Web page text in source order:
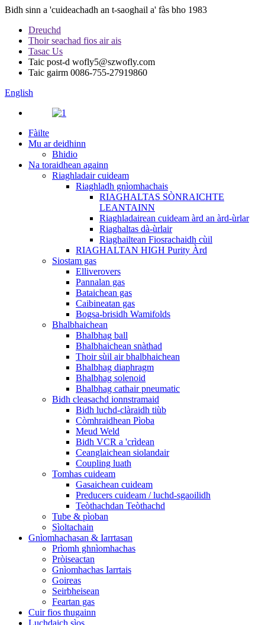
Bidh sinn a 'cuideachadh an t-saoghail a' fàs bho 1983
Dreuchd
Thoir seachad fios air ais
Tasac Us
Taic post-d wofly5@szwofly.com
Taic gairm 0086-755-27919860
English
Fàilte
Mu ar deidhinn
Bhidio
Na toraidhean againn
Riaghladair cuideam
Riaghladh gnìomhachais
RIAGHALTAS SÒNRAICHTE
LEANTAINN
Riaghladairean cuideam àrd an àrd-ùrlar
Riaghaltas dà-ùrlair
Riaghailtean Fiosrachaidh cùil
RIAGHALTAN HIGH Purity Àrd
Siostam gas
Elliverovers
Pannalan gas
Bataichean gas
Caibineatan gas
Bogsa-brisidh Wamifolds
Bhalbhaichean
Bhalbhag ball
Bhalbhaichean snàthad
Thoir sùil air bhalbhaichean
Bhalbhag diaphragm
Bhalbhag solenoid
Bhalbhag cathair pneumatic
Bidh cleasachd ionnstramaid
Bidh luchd-clàraidh tiùb
Còmhraidhean Pìoba
Meud Weld
Bidh VCR a 'crìdean
Ceanglaichean siolandair
Coupling luath
Tomhas cuideam
Gasaichean cuideam
Preducers cuideam / luchd-sgaoilidh
Teòthachdan Teòthachd
Tube & pìoban
Sìoltachain
Gnìomhachasan & Iarrtasan
Prìomh ghnìomhachas
Pròiseactan
Gnìomhachas Iarrtais
Goireas
Seirbheisean
Feartan gas
Cuir fios thugainn
Luchdaich sìos